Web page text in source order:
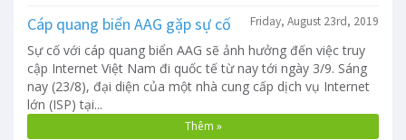
Cáp quang biển AAG gặp sự cố Friday, August 23rd, 2019
Sự cố với cáp quang biển AAG sẽ ảnh hưởng đến việc truy
cập Internet Việt Nam đi quốc tế từ nay tới ngày 3/9. Sáng
nay (23/8), đại diện của một nhà cung cấp dịch vụ Internet
lớn (ISP) tại...
Thêm »